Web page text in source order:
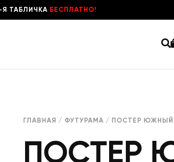
ТАБЛИЧКА БЕСПЛАТНО!
ГЛАВНАЯ / ФУТУРАМА / ПОСТЕР ЮЖНЫЙ
ПОСТЕР